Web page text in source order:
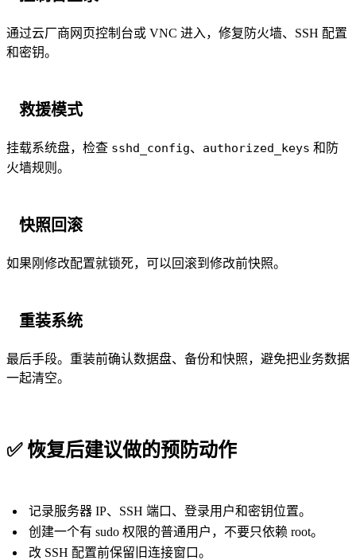
通过云厂商网页控制台或 VNC 进入，修复防火墙、SSH 配置
和密钥。
救援模式
挂载系统盘，检查 sshd_config、 authorized_keys 和防
火墙规则。
快照回滚
如果刚修改配置就锁死，可以回滚到修改前快照。
重装系统
最后手段。重装前确认数据盘、备份和快照，避免把业务数据
一起清空。
✅恢复后建议做的预防动作
记录服务器 IP、SSH 端口、登录用户和密钥位置。
创建一个有 sudo 权限的普通用户，不要只依赖 root。
改 SSH 配置前保留旧连接窗口。